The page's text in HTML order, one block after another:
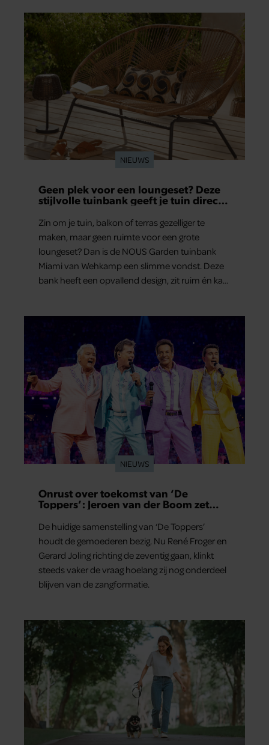
NIEUWS
Geen plek voor een loungeset? Deze
stijlvolle tuinbank geeft je tuin direct
Zin om je tuin, balkon of terras gezelliger te
maken, maar geen ruimte voor een grote
loungeset? Dan is de NOUS Garden tuinbank
Miami van Wehkamp een slimme vondst. Deze
bank heeft een opvallend design, zit ruim én kan
NIEUWS
Onrust over toekomst van ‘De
Toppers’: Jeroen van der Boom zet
De huidige samenstelling van ‘De Toppers’
houdt de gemoederen bezig. Nu René Froger en
Gerard Joling richting de zeventig gaan, klinkt
steeds vaker de vraag hoelang zij nog onderdeel
blijven van de zangformatie.